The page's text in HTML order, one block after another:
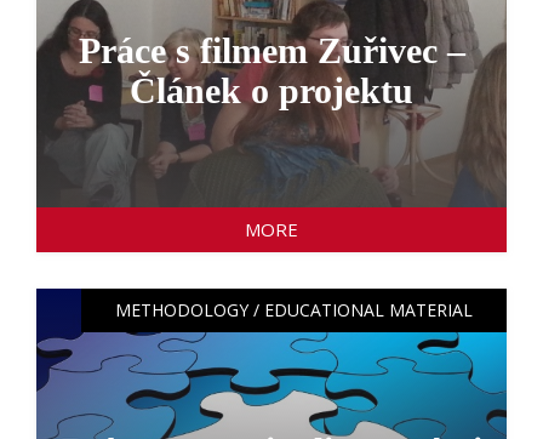
Práce s filmem Zuřivec –
Článek o projektu
MORE
METHODOLOGY / EDUCATIONAL MATERIAL